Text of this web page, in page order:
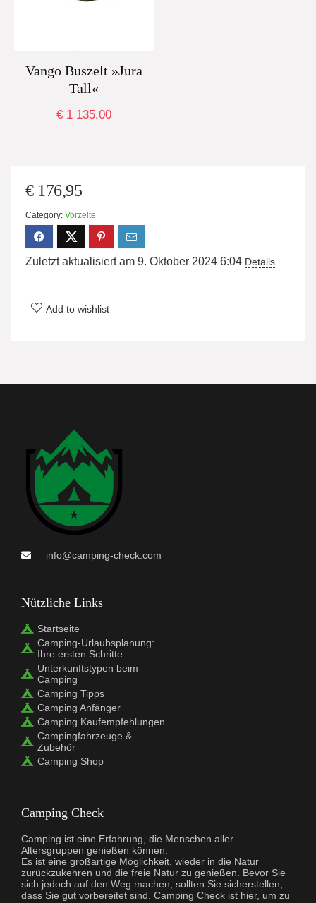
Vango Buszelt »Jura
Tall«
€ 1 135,00
€176,95
Category: Vorzelte
Zuletzt aktualisiert am 9. Oktober 2024 6:04 Details
Add to wishlist
info@camping-check.com
Nützliche Links
Startseite
Camping-Urlaubsplanung:
Ihre ersten Schritte
Unterkunftstypen beim
Camping
Camping Tipps
Camping Anfänger
Camping Kaufempfehlungen
Campingfahrzeuge &
Zubehör
Camping Shop
Camping Check
Camping ist eine Erfahrung, die Menschen aller
Altersgruppen genießen können.
Es ist eine großartige Möglichkeit, wieder in die Natur
zurückzukehren und die freie Natur zu genießen. Bevor Sie
sich jedoch auf den Weg machen, sollten Sie sicherstellen,
dass Sie gut vorbereitet sind. Camping Check ist hier, um zu